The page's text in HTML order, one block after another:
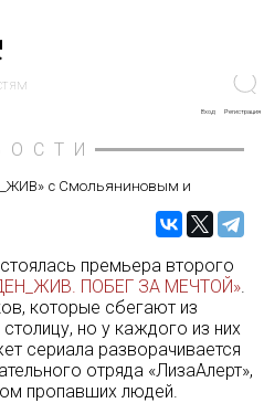
Вход Регистрация
с Смольяниновым и
премьера второго
ПОБЕГ ЗА МЕЧТОЙ».
которые сбегают из
но у каждого из них
сериала разворачивается
отряда «ЛизаАлерт»,
пропавших людей.